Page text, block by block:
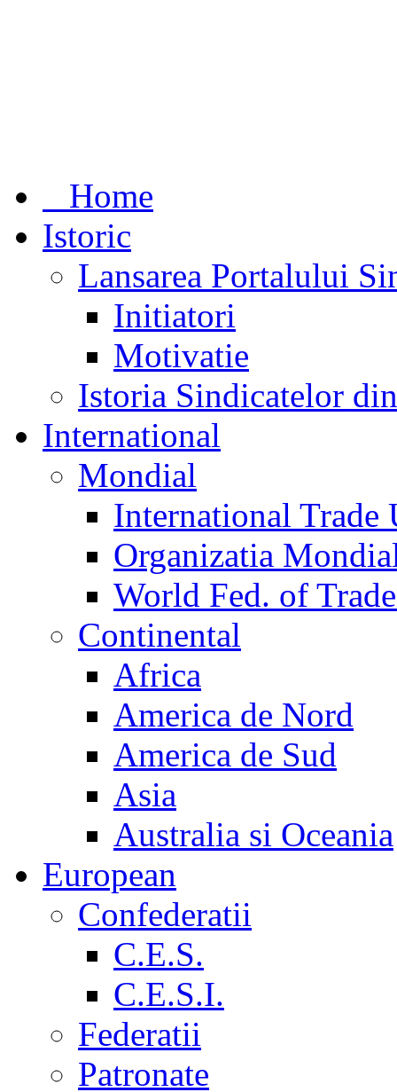
Home
Istoric
Lansarea Portalului
Initiatori
Motivatie
Istoria Sindicatelor
International
Mondial
International Trade
Organizatia
World Fed. of
Continental
Africa
America de Nord
America de Sud
Asia
Australia si Oceania
European
Confederatii
C.E.S.
C.E.S.I.
Federatii
Patronate